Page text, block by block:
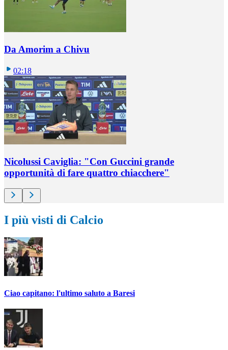
Da Amorim a Chivu
02:18
Nicolussi Caviglia: "Con Guccini grande
opportunità di fare quattro chiacchere"
I più visti di Calcio
Ciao capitano: l'ultimo saluto a Baresi